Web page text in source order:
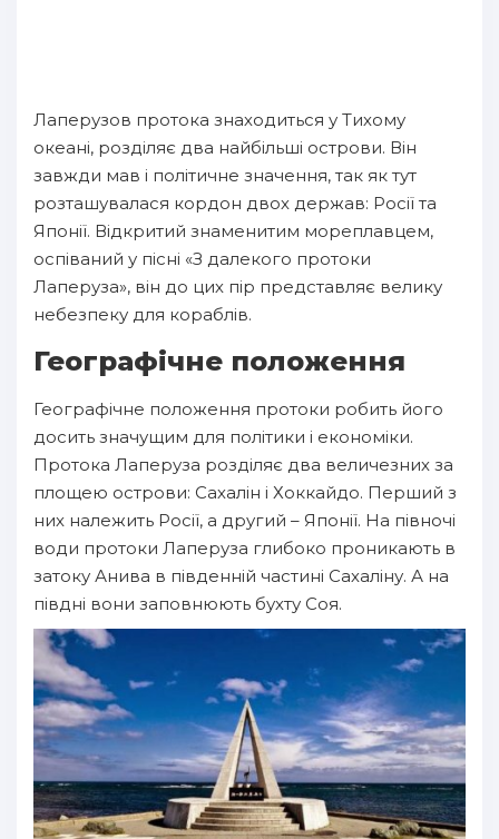
Лаперузов протока знаходиться у Тихому
океані, розділяє два найбільші острови. Він
завжди мав і політичне значення, так як тут
розташувалася кордон двох держав: Росії та
Японії. Відкритий знаменитим мореплавцем,
оспіваний у пісні «З далекого протоки
Лаперуза», він до цих пір представляє велику
небезпеку для кораблів.
Географічне положення
Географічне положення протоки робить його
досить значущим для політики і економіки.
Протока Лаперуза розділяє два величезних за
площею острови: Сахалін і Хоккайдо. Перший з
них належить Росії, а другий – Японії. На півночі
води протоки Лаперуза глибоко проникають в
затоку Анива в південній частині Сахаліну. А на
півдні вони заповнюють бухту Соя.